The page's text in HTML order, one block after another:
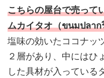
こちらの屋台で売って
ムカイタオ（ขนมปลาก
塩味の効いたココナッ
２層があり、中にはひ
した具材が入っている